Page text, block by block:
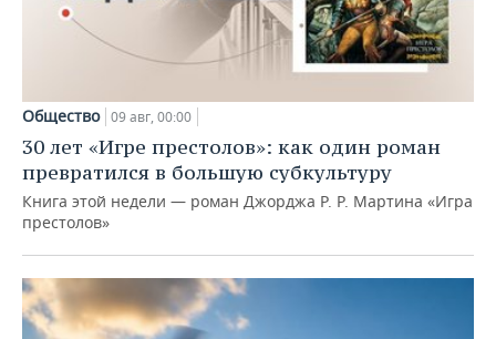
Общество 09 авг, 00:00
30 лет «Игре престолов»: как один роман
превратился в большую субкультуру
Книга этой недели — роман Джорджа Р. Р. Мартина «Игра
престолов»